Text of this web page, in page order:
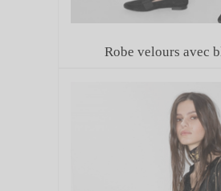
Robe velours avec